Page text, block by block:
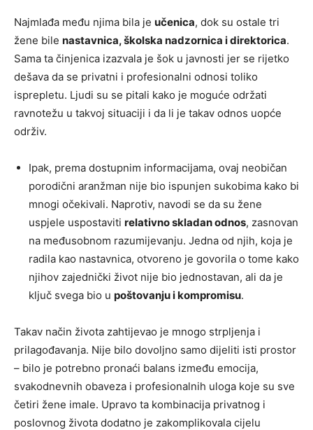
Najmlađa među njima bila je učenica, dok su ostale tri
žene bile nastavnica, školska nadzornica i direktorica.
Sama ta činjenica izazvala je šok u javnosti jer se rijetko
dešava da se privatni i profesionalni odnosi toliko
isprepletu. Ljudi su se pitali kako je moguće održati
ravnotežu u takvoj situaciji i da li je takav odnos uopće
održiv.
Ipak, prema dostupnim informacijama, ovaj neobičan
porodični aranžman nije bio ispunjen sukobima kako bi
mnogi očekivali. Naprotiv, navodi se da su žene
uspjele uspostaviti relativno skladan odnos, zasnovan
na međusobnom razumijevanju. Jedna od njih, koja je
radila kao nastavnica, otvoreno je govorila o tome kako
njihov zajednički život nije bio jednostavan, ali da je
ključ svega bio u poštovanju i kompromisu.
Takav način života zahtijevao je mnogo strpljenja i
prilagođavanja. Nije bilo dovoljno samo dijeliti isti prostor
– bilo je potrebno pronaći balans između emocija,
svakodnevnih obaveza i profesionalnih uloga koje su sve
četiri žene imale. Upravo ta kombinacija privatnog i
poslovnog života dodatno je zakomplikovala cijelu